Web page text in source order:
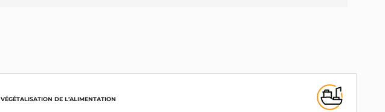
VÉGÉTALISATION DE L’ALIMENTATION